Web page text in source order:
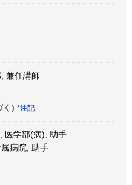
兼任講師
く) *注記
医学部(病), 助手
病院, 助手